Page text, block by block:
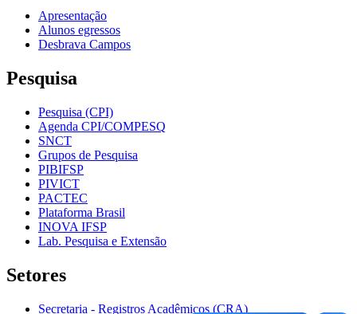
Apresentação
Alunos egressos
Desbrava Campos
Pesquisa
Pesquisa (CPI)
Agenda CPI/COMPESQ
SNCT
Grupos de Pesquisa
PIBIFSP
PIVICT
PACTEC
Plataforma Brasil
INOVA IFSP
Lab. Pesquisa e Extensão
Setores
Secretaria - Registros Acadêmicos (CRA)